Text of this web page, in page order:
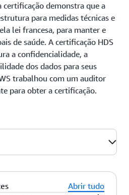
certificação demonstra que a
para medidas técnicas e
lei francesa, para manter e
de saúde. A certificação HDS
a confidencialidade, a
dos dados para seus
trabalhou com um auditor
para obter a certificação.
Abrir tudo